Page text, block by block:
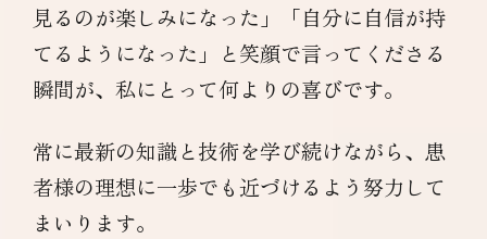
見るのが楽しみになった」「自分に自信が持
てるようになった」と笑顔で言ってくださる
瞬間が、私にとって何よりの喜びです。
常に最新の知識と技術を学び続けながら、患
者様の理想に一歩でも近づけるよう努力して
まいります。